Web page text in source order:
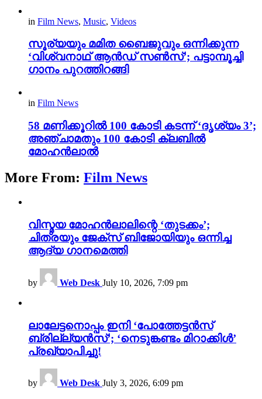
in Film News, Music, Videos
സൂര്യയും മമിത ബൈജുവും ഒന്നിക്കുന്ന
‘വിശ്വനാഥ് ആൻഡ് സൺസ്’; പട്ടാമ്പൂച്ചി
ഗാനം പുറത്തിറങ്ങി
in Film News
58 മണിക്കൂറിൽ 100 കോടി കടന്ന് ‘ദൃശ്യം 3’;
അഞ്ചാമതും 100 കോടി ക്ലബിൽ
മോഹൻലാൽ
More From: Film News
വിസ്മയ മോഹൻലാലിന്റെ ‘തുടക്കം’;
ചിത്രയും ജേക്സ് ബിജോയിയും ഒന്നിച്ച
ആദ്യ ഗാനമെത്തി
by Web Desk July 10, 2026, 7:09 pm
ലാലേട്ടനൊപ്പം ഇനി ‘പോത്തേട്ടൻസ്
ബ്രില്ല്യൻസ്’; ‘നെടുങ്കണ്ടം മിറാക്കിൾ’
പ്രഖ്യാപിച്ചു!
by Web Desk July 3, 2026, 6:09 pm